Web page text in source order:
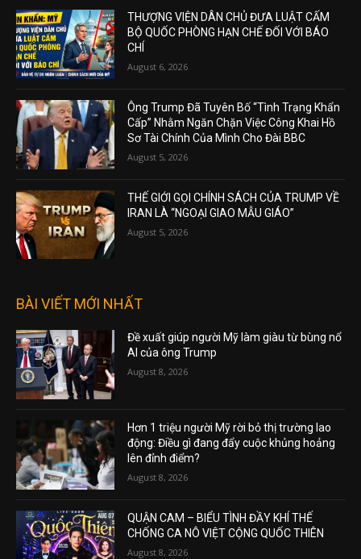
THƯỢNG VIỆN DÂN CHỦ ĐƯA LUẬT CẤM
BỘ QUỐC PHÒNG HẠN CHẾ ĐỐI VỚI BÁO
CHÍ
August 6, 2026
Ông Trump Đã Tuyên Bố “Tình Trạng Khẩn
Cấp” Nhằm Ngăn Chặn Việc Công Khai Hồ
Sơ Tài Chính Của Mình Cho Đài BBC
August 5, 2026
THẾ GIỚI GỌI CHÍNH SÁCH CỦA TRUMP VỀ
IRAN LÀ “NGOẠI GIAO MẪU GIÁO”
August 5, 2026
BÀI VIẾT MỚI NHẤT
Đề xuất giúp người Mỹ làm giàu từ bùng nổ
AI của ông Trump
August 8, 2026
Hơn 1 triệu người Mỹ rời bỏ thị trường lao
động: Điều gì đang đẩy cuộc khủng hoảng
lên đỉnh điểm?
August 8, 2026
QUẬN CAM – BIỂU TÌNH ĐẦY KHÍ THẾ
CHỐNG CA NÔ VIỆT CỘNG QUỐC THIÊN
August 8, 2026